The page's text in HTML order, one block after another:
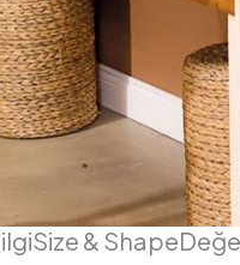
Size & Shape